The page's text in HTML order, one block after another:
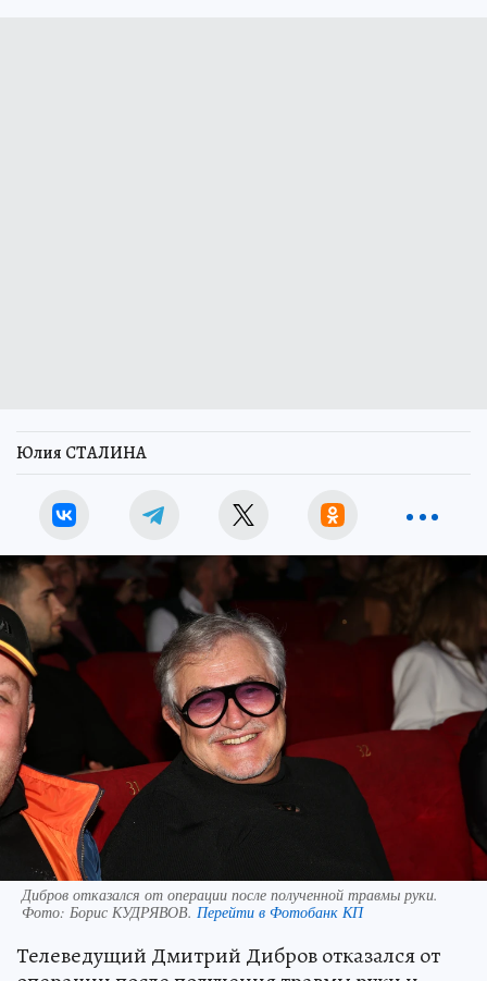
Юлия СТАЛИНА
Дибров отказался от операции после полученной травмы руки.
Фото: Борис КУДРЯВОВ. Перейти в Фотобанк КП
Телеведущий Дмитрий Дибров отказался от